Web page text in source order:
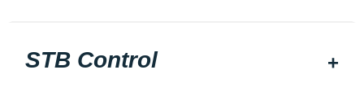
STB Control